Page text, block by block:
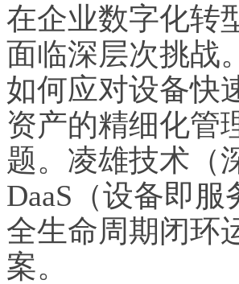
在企业数字化转
面临深层次挑战
如何应对设备快
资产的精细化管
题。凌雄技术（
DaaS（设备即
全生命周期闭环
案。